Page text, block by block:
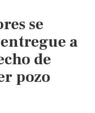
se
a
de
pozo